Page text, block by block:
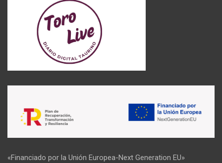
«Financiado por la Unión Europea-Next Generation EU»